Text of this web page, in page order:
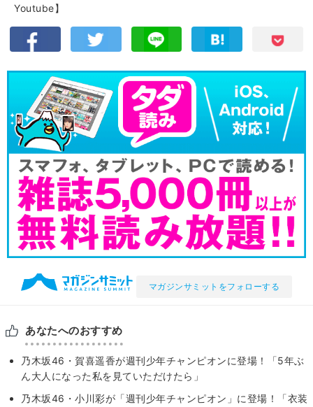
Youtube】
マガジンサミットをフォローする
あなたへのおすすめ
乃木坂46・賀喜遥香が週刊少年チャンピオンに登場！「5年ぶ
ん大人になった私を見ていただけたら」
乃木坂46・小川彩が「週刊少年チャンピオン」に登場！「衣装